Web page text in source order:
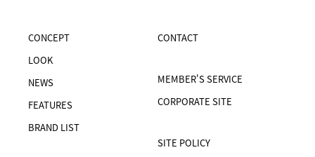
CONCEPT
LOOK
NEWS
FEATURES
BRAND LIST
CONTACT
MEMBER'S SERVICE
CORPORATE SITE
SITE POLICY